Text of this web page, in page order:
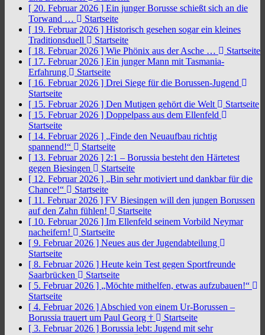
[ 20. Februar 2026 ] Ein junger Borusse schießt sich an die
Torwand …
Startseite
[ 19. Februar 2026 ] Historisch gesehen sogar ein kleines
Traditionsduell
Startseite
[ 18. Februar 2026 ] Wie Phönix aus der Asche …
Startseite
[ 17. Februar 2026 ] Ein junger Mann mit Tasmania-
Erfahrung
Startseite
[ 16. Februar 2026 ] Drei Siege für die Borussen-Jugend
Startseite
[ 15. Februar 2026 ] Den Mutigen gehört die Welt
Startseite
[ 15. Februar 2026 ] Doppelpass aus dem Ellenfeld
Startseite
[ 14. Februar 2026 ] „Finde den Neuaufbau richtig
spannend!“
Startseite
[ 13. Februar 2026 ] 2:1 – Borussia besteht den Härtetest
gegen Biesingen
Startseite
[ 12. Februar 2026 ] „Bin sehr motiviert und dankbar für die
Chance!“
Startseite
[ 11. Februar 2026 ] FV Biesingen will den jungen Borussen
auf den Zahn fühlen!
Startseite
[ 10. Februar 2026 ] Im Ellenfeld seinem Vorbild Neymar
nacheifern!
Startseite
[ 9. Februar 2026 ] Neues aus der Jugendabteilung
Startseite
[ 8. Februar 2026 ] Heute kein Test gegen Sportfreunde
Saarbrücken
Startseite
[ 5. Februar 2026 ] „Möchte mithelfen, etwas aufzubauen!“
Startseite
[ 4. Februar 2026 ] Abschied von einem Ur-Borussen –
Borussia trauert um Paul Georg †
Startseite
[ 3. Februar 2026 ] Borussia lebt: Jugend mit sehr